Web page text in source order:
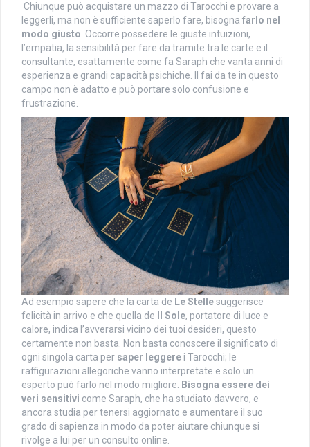
Chiunque può acquistare un mazzo di Tarocchi e provare a
leggerli, ma non è sufficiente saperlo fare, bisogna farlo nel
modo giusto. Occorre possedere le giuste intuizioni,
l’empatia, la sensibilità per fare da tramite tra le carte e il
consultante, esattamente come fa Saraph che vanta anni di
esperienza e grandi capacità psichiche. Il fai da te in questo
campo non è adatto e può portare solo confusione e
frustrazione.
Ad esempio sapere che la carta de Le Stellesuggerisce
felicità in arrivo e che quella de Il Sole, portatore di luce e
calore, indica l’avverarsi vicino dei tuoi desideri, questo
certamente non basta. Non basta conoscere il significato di
ogni singola carta per saper leggere i Tarocchi; le
raffigurazioni allegoriche vanno interpretate e solo un
esperto può farlo nel modo migliore. Bisogna essere dei
veri sensitivi come Saraph, che ha studiato davvero, e
ancora studia per tenersi aggiornato e aumentare il suo
grado di sapienza in modo da poter aiutare chiunque si
rivolge a lui per un consulto online.